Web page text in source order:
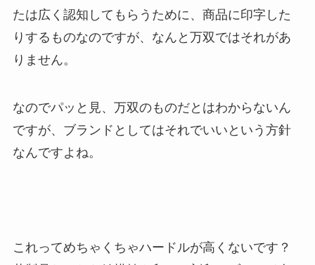
たは広く認知してもらうために、商品に印字した
りするものなのですが、なんと万双ではそれがあ
りません。
なのでパッと見、万双のものだとはわからないん
ですが、ブランドとしてはそれでいいという方針
なんですよね。
これってめちゃくちゃハードルが高くないです？